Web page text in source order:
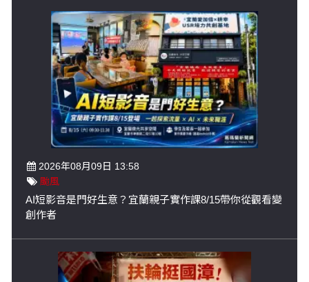
2026年08月09日 13:58
颱風
AI短影音是門好生意？宜蘭親子實作課8/15帶你從觀看變
創作者